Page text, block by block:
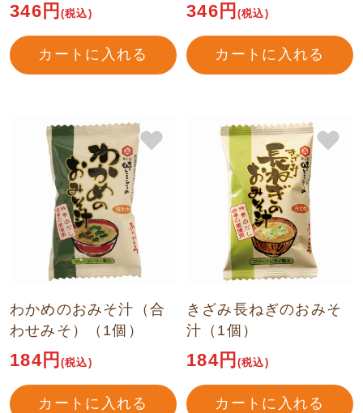
346円(税込)
カートに入れる
346円(税込)
カートに入れる
わかめのおみそ汁（合
わせみそ）（1個）
184円(税込)
カートに入れる
きざみ長ねぎのおみそ
汁（1個）
184円(税込)
カートに入れる